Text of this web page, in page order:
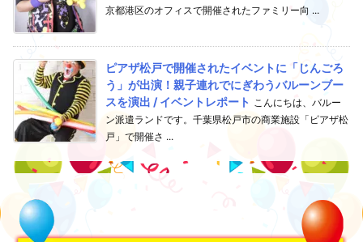
京都港区のオフィスで開催されたファミリー向 ...
ピアザ松戸で開催されたイベントに「じんごろ
う」が出演！親子連れでにぎわうバルーンブー
スを演出 / イベントレポート
こんにちは、バルー
ン派遣ランドです。千葉県松戸市の商業施設「ピアザ松
戸」で開催さ ...